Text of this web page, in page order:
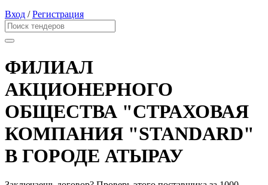
Вход /Регистрация
ФИЛИАЛ
АКЦИОНЕРНОГО
ОБЩЕСТВА "СТРАХОВАЯ
КОМПАНИЯ "STANDARD"
В ГОРОДЕ АТЫРАУ